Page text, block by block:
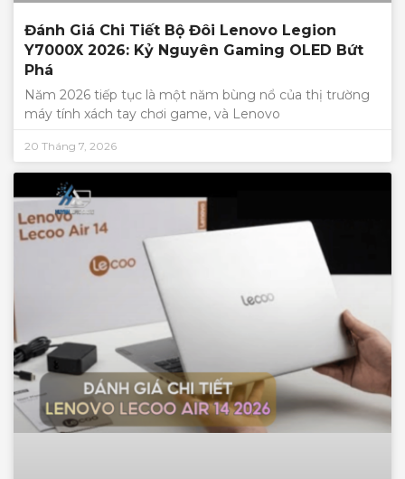
Đánh Giá Chi Tiết Bộ Đôi Lenovo Legion
Y7000X 2026: Kỷ Nguyên Gaming OLED Bứt
Phá
Năm 2026 tiếp tục là một năm bùng nổ của thị trường
máy tính xách tay chơi game, và Lenovo
20 Tháng 7, 2026